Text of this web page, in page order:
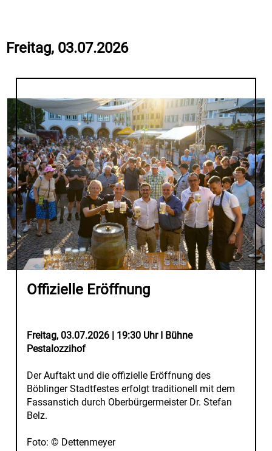
Freitag, 03.07.2026
Offizielle Eröffnung
Freitag, 03.07.2026 | 19:30 Uhr I Bühne
Pestalozzihof
Der Auftakt und die offizielle Eröffnung des
Böblinger Stadtfestes erfolgt traditionell mit dem
Fassanstich durch Oberbürgermeister Dr. Stefan
Belz.
Foto: © Dettenmeyer